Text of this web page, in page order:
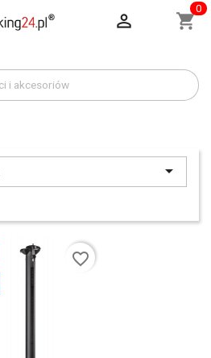
shopping_cart
0


favorite_border